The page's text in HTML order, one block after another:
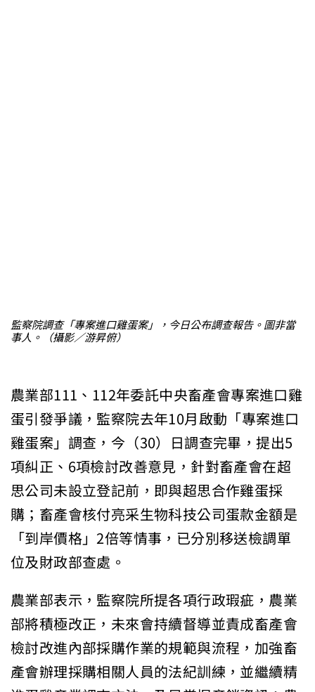
監察院調查「專案進口雞蛋案」，今日公布調查報告。圖非當
事人。（攝影／游昇俯）
農業部111、112年委託中央畜產會專案進口雞
蛋引發爭議，監察院去年10月啟動「專案進口
雞蛋案」調查，今（30）日調查完畢，提出5
項糾正、6項檢討改善意見，針對畜產會在超
思公司未設立登記前，即與超思合作雞蛋採
購；畜產會核付亮采生物科技公司蛋款金額是
「到岸價格」2倍等情事，已分別移送檢調單
位及財政部查處。
農業部表示，監察院所提各項行政瑕疵，農業
部將積極改正，未來會持續督導並責成畜產會
檢討改進內部採購作業的規範與流程，加強畜
產會辦理採購相關人員的法紀訓練，並繼續精